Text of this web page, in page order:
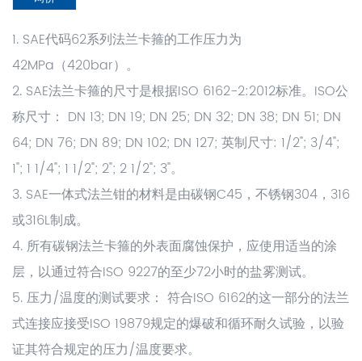
1. SAE代码62系列法兰卡箍的工作压力为
42MPa（420bar）。
2. SAE法兰卡箍的尺寸是根据ISO 6162-2:2012标准。ISO公
称尺寸： DN 13; DN 19; DN 25; DN 32; DN 38; DN 51; DN
64; DN 76; DN 89; DN 102; DN 127; 英制尺寸: 1/2"; 3/4";
1"; 1 1/4"; 1 1/2"; 2"; 2 1/2"; 3"。
3. SAE一体式法兰钳的材料是由碳钢C45，不锈钢304，316
或316L制成。
4. 所有碳钢法兰卡箍的外表面腐蚀保护，应使用适当的涂
层，以通过符合ISO 9227的至少72小时的盐雾测试。
5. 压力/温度的测试要求： 符合ISO 6162的这一部分的法兰
式连接应接受ISO 19879规定的爆破和循环耐久试验，以验
证其符合规定的压力/温度要求。